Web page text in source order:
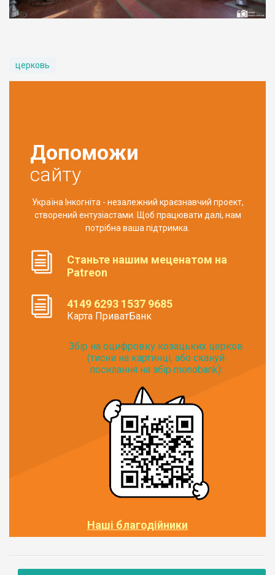
церковь
Допоможи
сайту
Україна Інкогніта - незалежний краєзнавчий проект,
створений ентузіастами. Щоб працювати далі, нам
потрібна ваша підтримка.
Станьте нашим меценатом на
Patreon
4149 6293 1537 9685
Карта ПриватБанк
Збір на оцифровку козацьких церков
(тисни на картинці, або скануй
посилання на збір monobank):
Наші благодійники